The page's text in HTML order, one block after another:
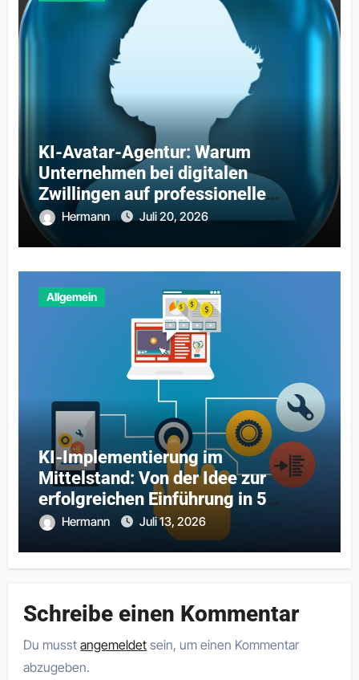
KI-Avatar-Agentur: Warum
Unternehmen bei digitalen
Zwillingen auf professionelle
Partner setzen
Hermann Juli 20, 2026
Allgemein
KI-Implementierung im
Mittelstand: Von der Idee zur
erfolgreichen Einführung in 5
Schritten
Hermann Juli 13, 2026
Schreibe einen Kommentar
Du musstangemeldet sein, um einen Kommentar
abzugeben.